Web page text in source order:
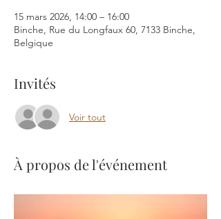
15 mars 2026, 14:00 – 16:00
Binche, Rue du Longfaux 60, 7133 Binche,
Belgique
Invités
Voir tout
À propos de l'événement